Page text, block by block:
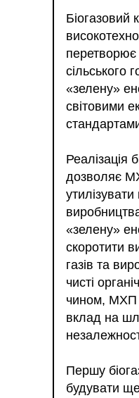
перетворює
сільського
«зелену»
світовими
Реалізація
дозволяє
утилізувати
«зелену»
скоротити
газів та
чисті
чином, МХП
вклад на
Першу
будувати